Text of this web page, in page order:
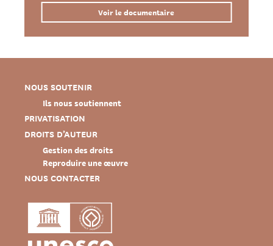
Voir le documentaire
NOUS SOUTENIR
Ils nous soutiennent
PRIVATISATION
DROITS D’AUTEUR
Gestion des droits
Reproduire une œuvre
NOUS CONTACTER